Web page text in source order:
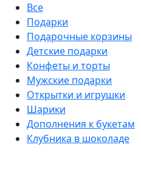
Все
Подарки
Подарочные корзины
Детские подарки
Конфеты и торты
Мужские подарки
Открытки и игрушки
Шарики
Дополнения к букетам
Клубника в шоколаде